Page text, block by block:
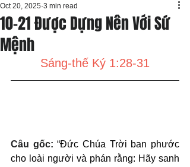
10-21 Được Dựng Nên Với Sứ
Mệnh
Oct 20, 2025 3 min read
Sáng-thế Ký 1:28-31
Câu gốc: “Đức Chúa Trời ban phước
cho loài người và phán rằng: Hãy sanh